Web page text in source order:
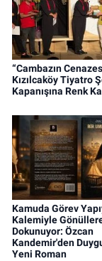
“Cambazın
Kızılcaköy Tiyatro
Kapanışına Renk
Kamuda Görev
Kalemiyle
Dokunuyor: Özcan
Kandemir'den
Yeni Roman